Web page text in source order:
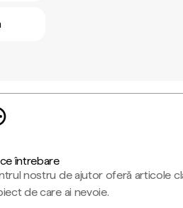
întrebare
nostru de ajutor oferă articole
de care ai nevoie.